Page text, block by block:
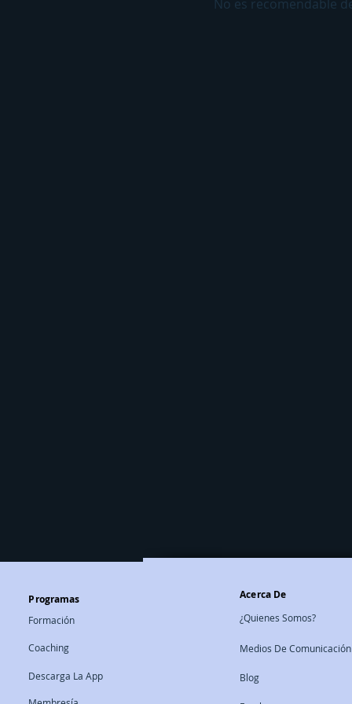
No es recomendable
Programas
Formación
Coaching
Descarga La App
Acerca De
¿Quienes Somos?
Medios De Comunicación
Blog